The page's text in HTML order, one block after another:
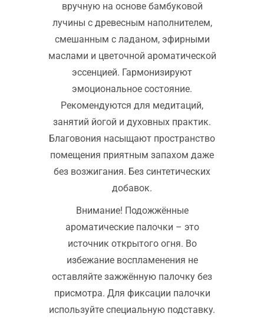
вручную на основе бамбуковой
лучины с древесным наполнителем,
смешанным с ладаном, эфирными
маслами и цветочной ароматической
эссенцией. Гармонизируют
эмоциональное состояние.
Рекомендуются для медитаций,
занятий йогой и духовных практик.
Благовония насыщают пространство
помещения приятным запахом даже
без возжигания. Без синтетических
добавок.
Внимание! Подожжённые
ароматические палочки – это
источник открытого огня. Во
избежание воспламенения не
оставляйте зажжённую палочку без
присмотра. Для фиксации палочки
используйте специальную подставку.